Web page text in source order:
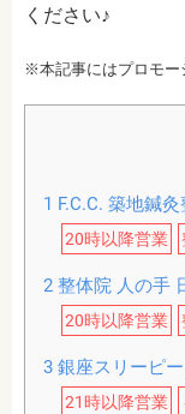
ください♪
※本記事にはプロモー
1 F.C.C. 築地鍼
20時以降営業
2整体院 人の手
20時以降営業
3銀座スリーピー
21時以降営業